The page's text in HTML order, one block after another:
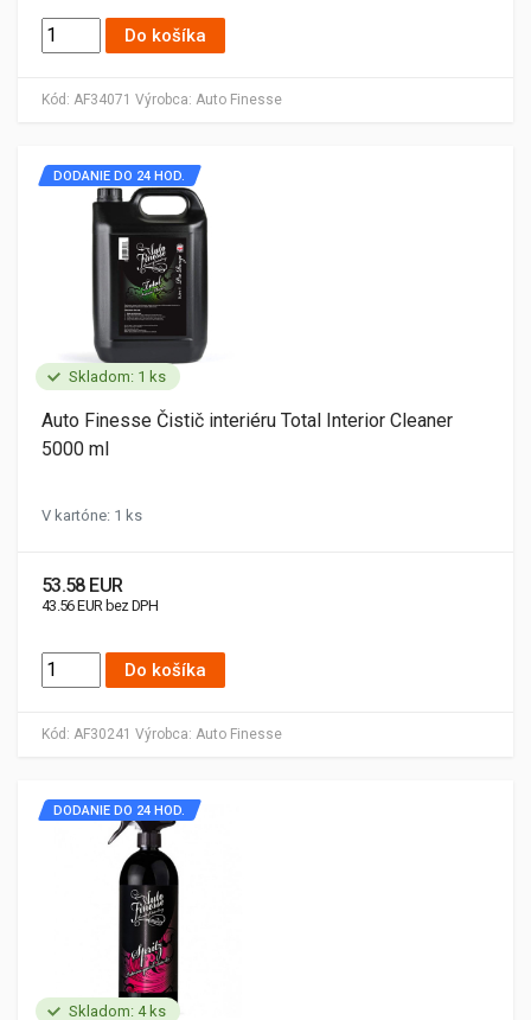
Kód: AF34071 Výrobca: Auto Finesse
Do košíka
Skladom: 1 ks
Kód: AF30241 Výrobca: Auto Finesse
DODANIE DO 24 HOD.
Auto Finesse Čistič interiéru Total Interior Cleaner
5000 ml
V kartóne: 1 ks
53.58 EUR
43.56 EUR bez DPH
Do košíka
Skladom: 4 ks
DODANIE DO 24 HOD.